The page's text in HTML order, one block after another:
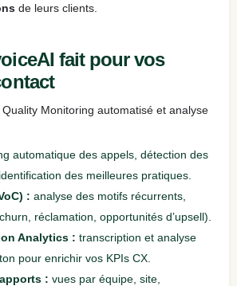
de leurs clients.
fait pour vos
Monitoring automatisé et analyse
automatique des appels, détection des
des meilleures pratiques.
: analyse des motifs récurrents,
réclamation, opportunités d’upsell).
Analytics : transcription et analyse
pour enrichir vos KPIs CX.
: vues par équipe, site,